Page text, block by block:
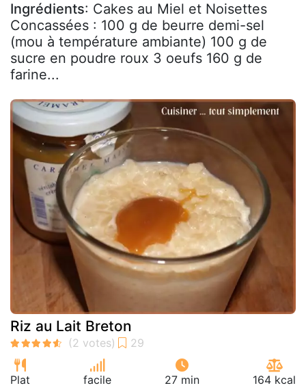
Ingrédients: Cakes au Miel et Noisettes
Concassées : 100 g de beurre demi-sel
(mou à température ambiante) 100 g de
sucre en poudre roux 3 oeufs 160 g de
farine...
Riz au Lait Breton
Plat facile 27 min 164 kcal